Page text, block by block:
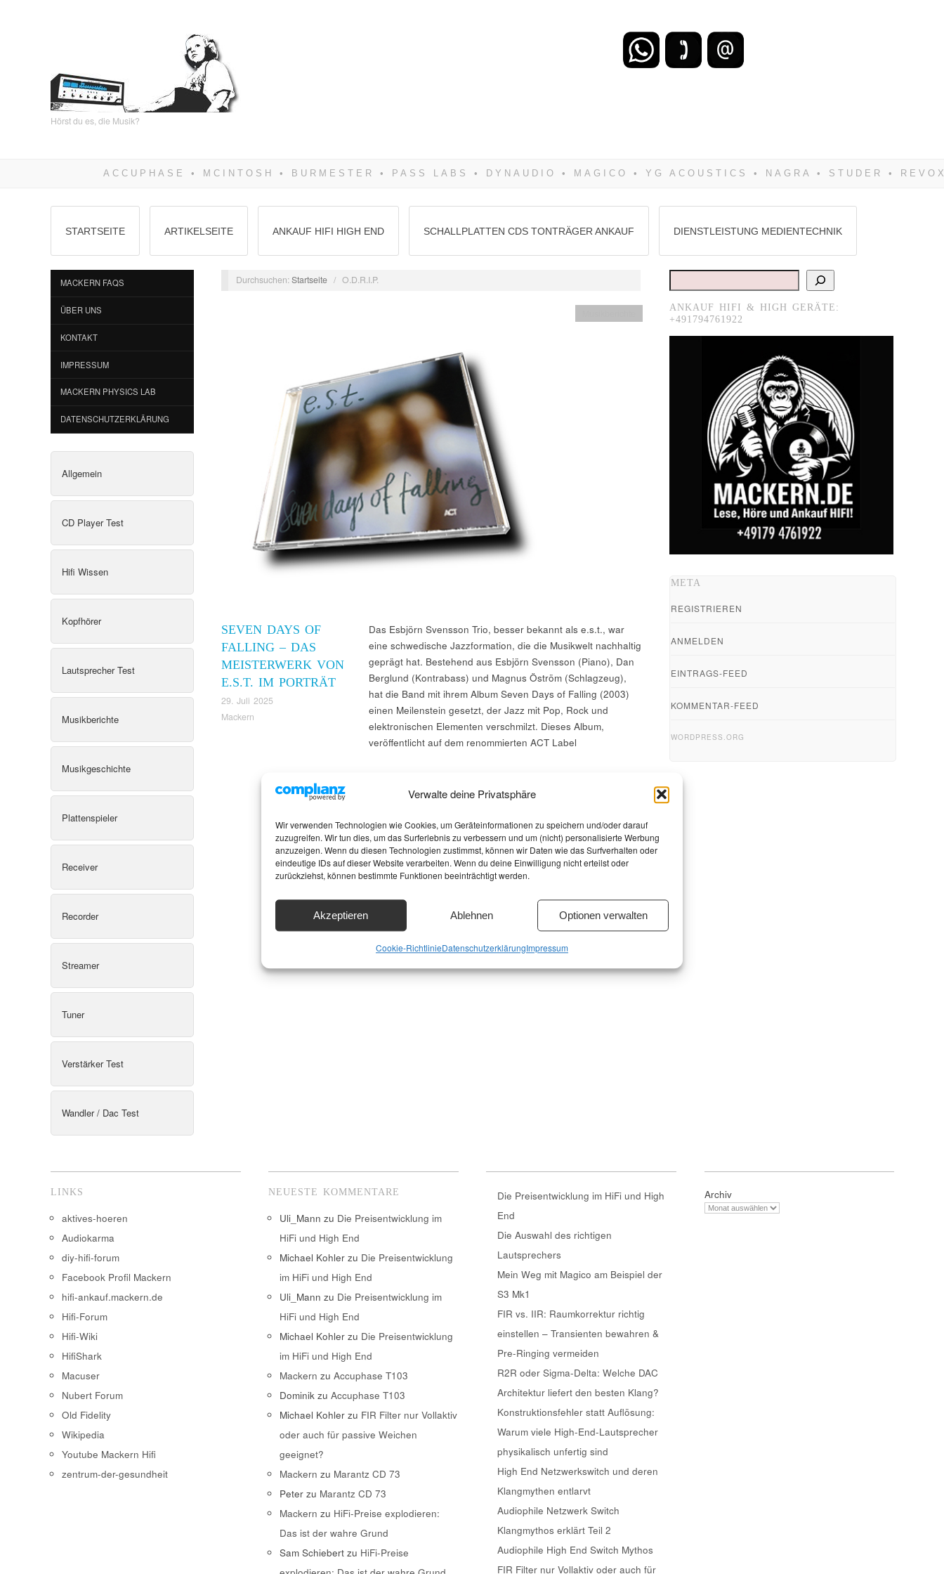
Verwalte deine Privatsphäre
Wir verwenden Technologien wie Cookies, um Geräteinformationen zu speichern und/oder darauf
zuzugreifen. Wir tun dies, um das Surferlebnis zu verbessern und um (nicht) personalisierte Werbung
anzuzeigen. Wenn du diesen Technologien zustimmst, können wir Daten wie das Surfverhalten oder
eindeutige IDs auf dieser Website verarbeiten. Wenn du deine Einwilligung nicht erteilst oder
zurückziehst, können bestimmte Funktionen beeinträchtigt werden.
Akzeptieren Ablehnen Optionen verwalten
Cookie-RichtlinieDatenschutzerklärungImpressum
Hörst du es, die Musik?
STARTSEITE ARTIKELSEITE ANKAUF HIFI HIGH END SCHALLPLATTEN CDS TONTRÄGER ANKAUF DIENSTLEISTUNG MEDIENTECHNIK
MACKERN FAQS
ÜBER UNS
KONTAKT
IMPRESSUM
MACKERN PHYSICS LAB
DATENSCHUTZERKLÄRUNG
Allgemein
CD Player Test
Hifi Wissen
Kopfhörer
Lautsprecher Test
Musikberichte
Musikgeschichte
Plattenspieler
Receiver
Recorder
Streamer
Tuner
Verstärker Test
Wandler / Dac Test
Durchsuchen:Startseite / O.D.R.I.P.
SEVEN DAYS OF
FALLING – DAS
MEISTERWERK VON
E.S.T. IM PORTRÄT
29. Juli 2025
Mackern
Das Esbjörn Svensson Trio, besser bekannt als e.s.t., war
eine schwedische Jazzformation, die die Musikwelt nachhaltig
geprägt hat. Bestehend aus Esbjörn Svensson (Piano), Dan
Berglund (Kontrabass) und Magnus Öström (Schlagzeug),
hat die Band mit ihrem Album Seven Days of Falling (2003)
einen Meilenstein gesetzt, der Jazz mit Pop, Rock und
elektronischen Elementen verschmilzt. Dieses Album,
veröffentlicht auf dem renommierten ACT Label
Suchen
ANKAUF HIFI & HIGH GERÄTE:
+491794761922
META
REGISTRIEREN
ANMELDEN
EINTRAGS-FEED
KOMMENTAR-FEED
WORDPRESS.ORG
LINKS
aktives-hoeren
Audiokarma
diy-hifi-forum
Facebook Profil Mackern
hifi-ankauf.mackern.de
Hifi-Forum
Hifi-Wiki
HifiShark
Macuser
Nubert Forum
Old Fidelity
Wikipedia
Youtube Mackern Hifi
zentrum-der-gesundheit
NEUESTE KOMMENTARE
Uli_Mann zu Die Preisentwicklung im
HiFi und High End
Michael Kohler zu Die Preisentwicklung
im HiFi und High End
Uli_Mann zu Die Preisentwicklung im
HiFi und High End
Michael Kohler zu Die Preisentwicklung
im HiFi und High End
Mackern zuAccuphase T103
Dominik zuAccuphase T103
Michael Kohler zu FIR Filter nur Vollaktiv
oder auch für passive Weichen
geeignet?
Mackern zu Marantz CD 73
Peter zu Marantz CD 73
Mackern zu HiFi-Preise explodieren:
Das ist der wahre Grund
Sam Schiebert zu HiFi-Preise
Die Preisentwicklung im HiFi und High
End
Die Auswahl des richtigen
Lautsprechers
Mein Weg mit Magico am Beispiel der
S3 Mk1
FIR vs. IIR: Raumkorrektur richtig
einstellen – Transienten bewahren &
Pre-Ringing vermeiden
R2R oder Sigma-Delta: Welche DAC
Architektur liefert den besten Klang?
Konstruktionsfehler statt Auflösung:
Warum viele High-End-Lautsprecher
physikalisch unfertig sind
High End Netzwerkswitch und deren
Klangmythen entlarvt
Audiophile Netzwerk Switch
Klangmythos erklärt Teil 2
Audiophile High End Switch Mythos
FIR Filter nur Vollaktiv oder auch für
Archiv